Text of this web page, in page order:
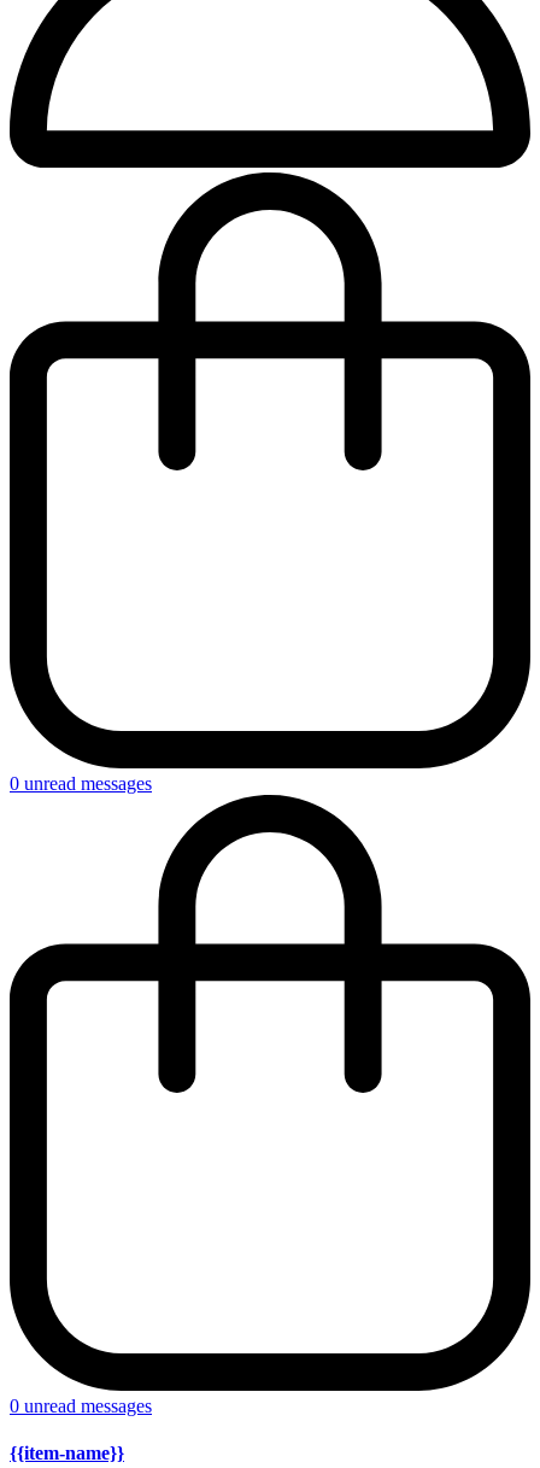
0 unread messages
0 unread messages
{{item-name}}